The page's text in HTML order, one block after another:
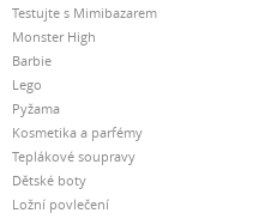
Testujte s Mimibazarem
Monster High
Barbie
Lego
Pyžama
Kosmetika a parfémy
Teplákové soupravy
Dětské boty
Ložní povlečení